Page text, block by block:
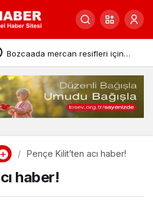
Bozcaada mercan resifleri için
koruma seferberliği
Pençe Kilit’ten acı haber!
haber!
0 Paylaş